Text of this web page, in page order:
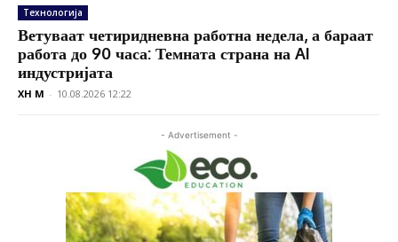
Технологија
Ветуваат четиридневна работна недела, а бараат
работа до 90 часа: Темната страна на AI
индустријата
XH M - 10.08.2026 12:22
- Advertisement -